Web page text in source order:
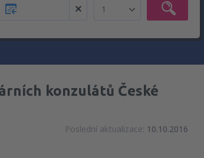
1
konzulátů České
Poslední aktualizace: 10.10.2016